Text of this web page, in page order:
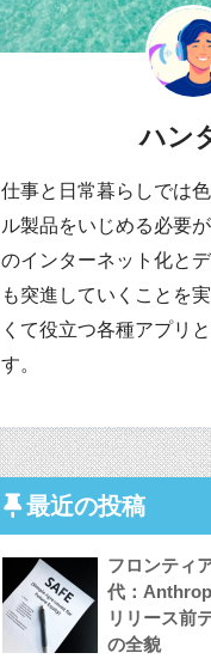
ハン
仕事と日常暮らしでは
ル製品をいじめる必要
のインターネット化と
も突進していくことを
くて役立つ各種アプリ
す。
最近の投稿
フロンティ
代：
リリース前
の全貌